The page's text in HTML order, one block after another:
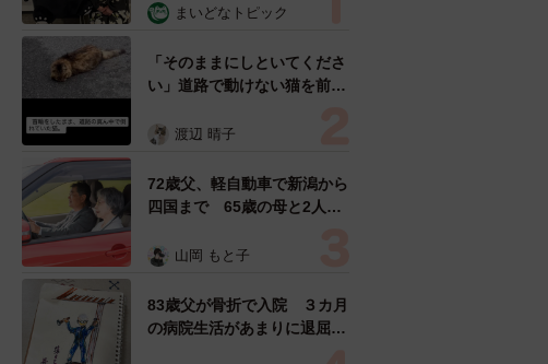
めらい 「痛いほど伝わる」
まいどなトピック
「そのままにしといてくださ
い」道路で動けない猫を前に
ようとした4日間 「命の重
表の訴え
渡辺 晴子
72歳父、軽自動車で新潟から
四国まで 65歳の母と2人で
憩まで分刻み… 「大学生で
山岡 もと子
83歳父が骨折で入院 ３カ月
の病院生活があまりに退屈で